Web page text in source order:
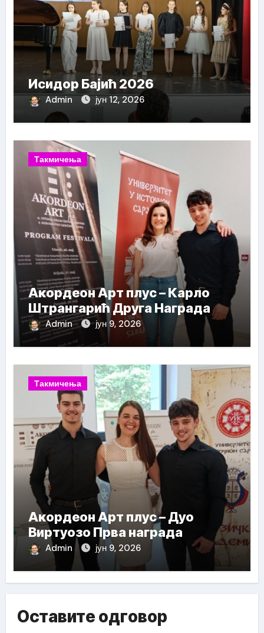
Исидор Бајић 2026
Admin јун 12, 2026
Такмичења
Акордеон Арт плус – Карло
Штрангарић Друга Награда
Admin јун 9, 2026
Такмичења
Акордеон Арт плус – Дуо
Виртуозо Прва награда
Admin јун 9, 2026
Оставите одговор